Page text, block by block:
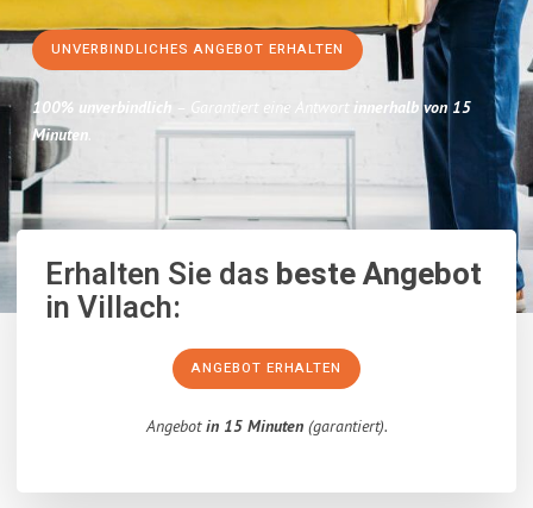
UNVERBINDLICHES ANGEBOT ERHALTEN
100% unverbindlich – Garantiert eine Antwort innerhalb von 15
Minuten.
Erhalten Sie dasbeste Angebot
in Villach:
ANGEBOT ERHALTEN
Angebotin 15 Minuten(garantiert).